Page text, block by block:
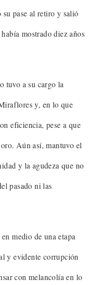
pase al retiro y salió
mostrado diez años
tuvo a su cargo la
y, en lo que
eficiencia, pese a que
Aún así, mantuvo el
y la agudeza que no
pasado ni las
medio de una etapa
y evidente corrupción
con melancolía en lo